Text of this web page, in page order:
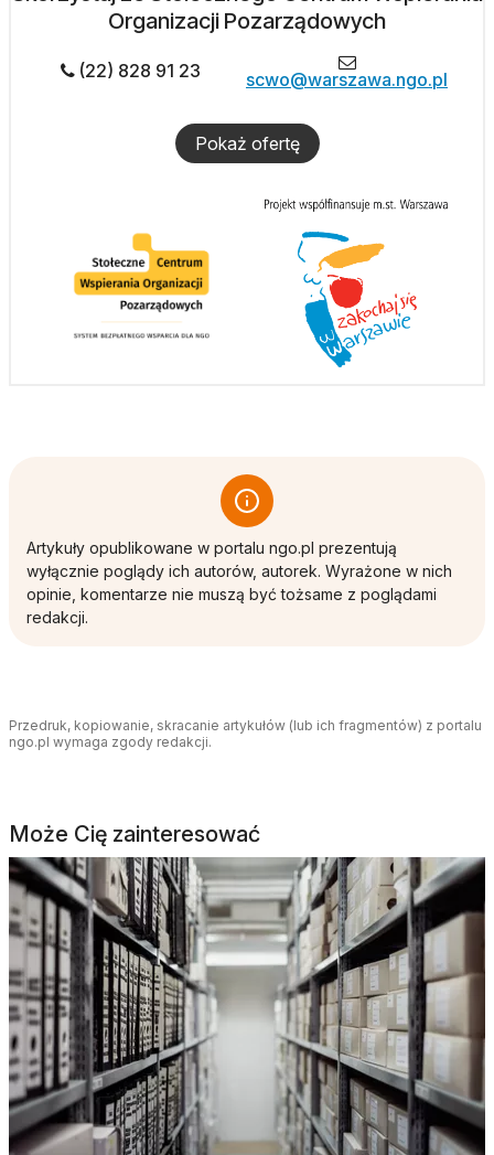
Organizacji Pozarządowych
(22) 828 91 23 scwo@warszawa.ngo.pl
Pokaż ofertę
Artykuły opublikowane w portalu ngo.pl prezentują
wyłącznie poglądy ich autorów, autorek. Wyrażone w nich
opinie, komentarze nie muszą być tożsame z poglądami
redakcji.
Przedruk, kopiowanie, skracanie artykułów (lub ich fragmentów) z portalu
ngo.pl wymaga zgody redakcji.
Może Cię zainteresować